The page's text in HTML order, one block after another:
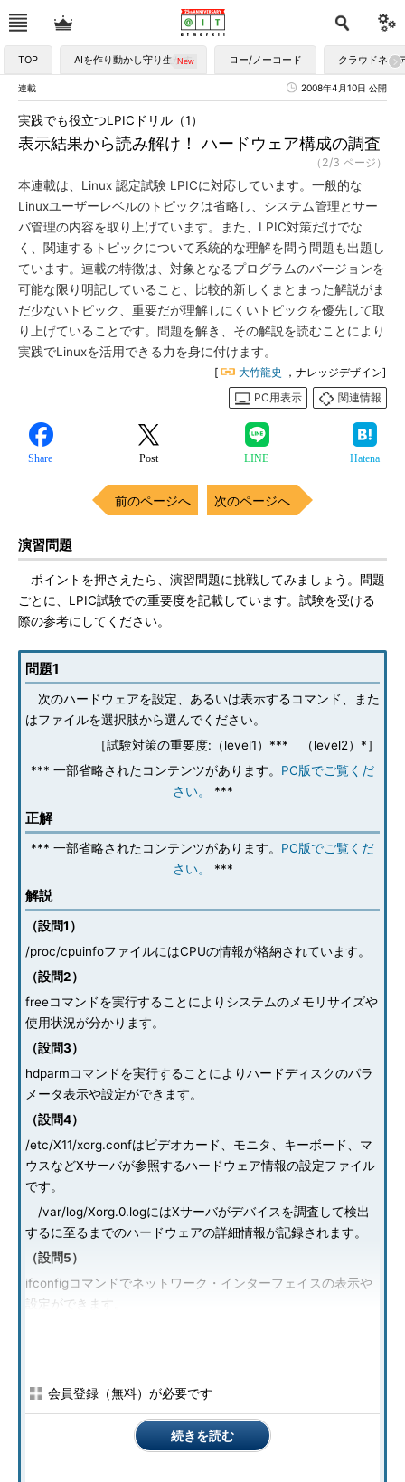
TOP AIを作り動かし守り生かす ロー/ノーコード クラウドネイ
連載 2008年4月10日 公開
表示結果から読み解け！ ハードウェア構成の調査
実践でも役立つLPICドリル（1）
（2/3 ページ）
本連載は、Linux 認定試験 LPICに対応しています。一般的な
Linuxユーザーレベルのトピックは省略し、システム管理とサー
バ管理の内容を取り上げています。また、LPIC対策だけでな
く、関連するトピックについて系統的な理解を問う問題も出題し
ています。連載の特徴は、対象となるプログラムのバージョンを
可能な限り明記していること、比較的新しくまとまった解説がま
だ少ないトピック、重要だが理解しにくいトピックを優先して取
り上げていることです。問題を解き、その解説を読むことにより
実践でLinuxを活用できる力を身に付けます。
[ 大竹龍史
，ナレッジデザイン]
PC用表示
関連情報
Share Post LINE Hatena
前のページへ 次のページへ
演習問題
ポイントを押さえたら、演習問題に挑戦してみましょう。問題
ごとに、LPIC試験での重要度を記載しています。試験を受ける
際の参考にしてください。
問題1
次のハードウェアを設定、あるいは表示するコマンド、また
はファイルを選択肢から選んでください。
［試験対策の重要度:（level1）*** （level2）*］
*** 一部省略されたコンテンツがあります。 PC版でご覧くだ
さい。
***
正解
*** 一部省略されたコンテンツがあります。 PC版でご覧くだ
さい。
***
解説
（設問1）
/proc/cpuinfoファイルにはCPUの情報が格納されています。
（設問2）
freeコマンドを実行することによりシステムのメモリサイズや
使用状況が分かります。
（設問3）
hdparmコマンドを実行することによりハードディスクのパラ
メータ表示や設定ができます。
（設問4）
/etc/X11/xorg.confはビデオカード、モニタ、キーボード、マ
ウスなどXサーバが参照するハードウェア情報の設定ファイル
です。
/var/log/Xorg.0.logにはXサーバがデバイスを調査して検出
するに至るまでのハードウェアの詳細情報が記録されます。
（設問5）
ifconfigコマンドでネットワーク・インターフェイスの表示や
設定ができます。
（設問6）
PCIバスの情報はlspciコマンドで表示できます。
会員登録（無料）が必要です
続きを読む